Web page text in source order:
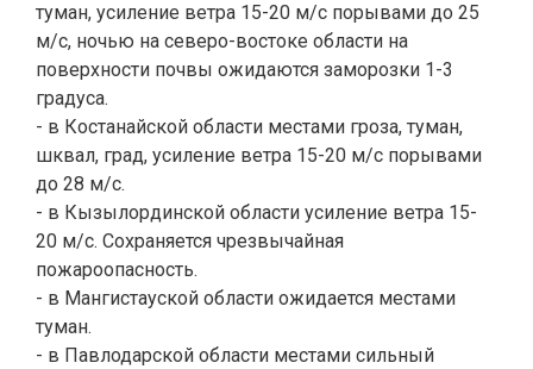
туман, усиление ветра 15-20 м/с порывами до 25
м/с, ночью на северо-востоке области на
поверхности почвы ожидаются заморозки 1-3
градуса.
- в Костанайской области местами гроза, туман,
шквал, град, усиление ветра 15-20 м/с порывами
до 28 м/с.
- в Кызылординской области усиление ветра 15-
20 м/с. Сохраняется чрезвычайная
пожароопасность.
- в Мангистауской области ожидается местами
туман.
- в Павлодарской области местами сильный